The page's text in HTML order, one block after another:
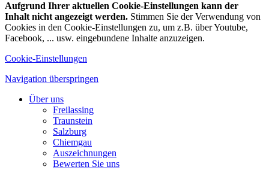
Aufgrund Ihrer aktuellen Cookie-Einstellungen kann der
Inhalt nicht angezeigt werden. Stimmen Sie der Verwendung von
Cookies in den Cookie-Einstellungen zu, um z.B. über Youtube,
Facebook, ... usw. eingebundene Inhalte anzuzeigen.
Cookie-Einstellungen
Navigation überspringen
Über uns
Freilassing
Traunstein
Salzburg
Chiemgau
Auszeichnungen
Bewerten Sie uns